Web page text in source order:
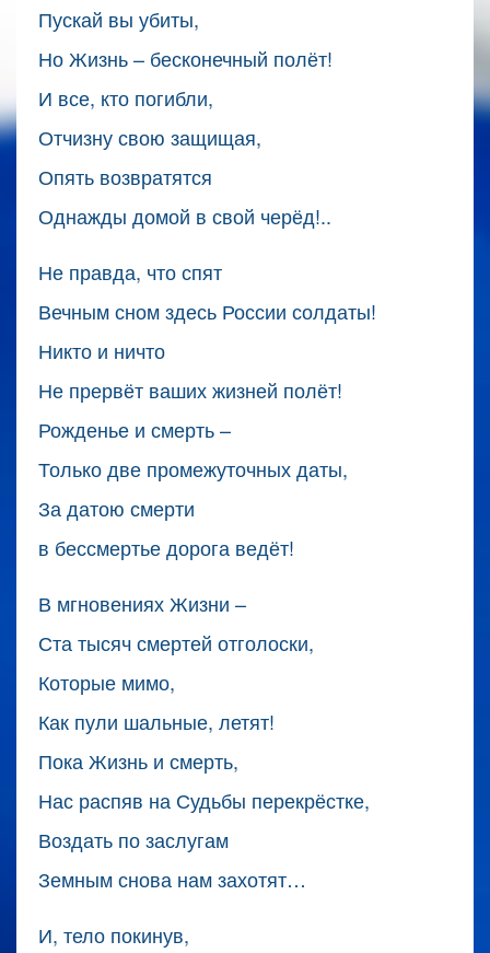
Пускай вы убиты,
Но Жизнь – бесконечный полёт!
И все, кто погибли,
Отчизну свою защищая,
Опять возвратятся
Однажды домой в свой черёд!..
Не правда, что спят
Вечным сном здесь России солдаты!
Никто и ничто
Не прервёт ваших жизней полёт!
Рожденье и смерть –
Только две промежуточных даты,
За датою смерти
в бессмертье дорога ведёт!
В мгновениях Жизни –
Ста тысяч смертей отголоски,
Которые мимо,
Как пули шальные, летят!
Пока Жизнь и смерть,
Нас распяв на Судьбы перекрёстке,
Воздать по заслугам
Земным снова нам захотят…
И, тело покинув,